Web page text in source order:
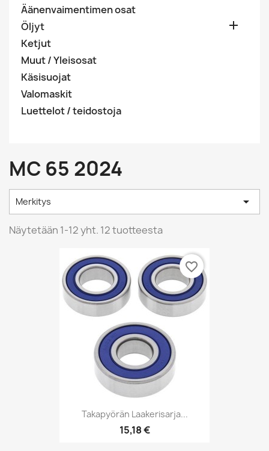
Äänenvaimentimen osat
Öljyt

Ketjut
Muut / Yleisosat
Käsisuojat
Valomaskit
Luettelot / teidostoja
MC 65 2024
Merkitys 
Näytetään 1-12 yht. 12 tuotteesta
Takapyörän Laakerisarja...
15,18 €
favorite_border